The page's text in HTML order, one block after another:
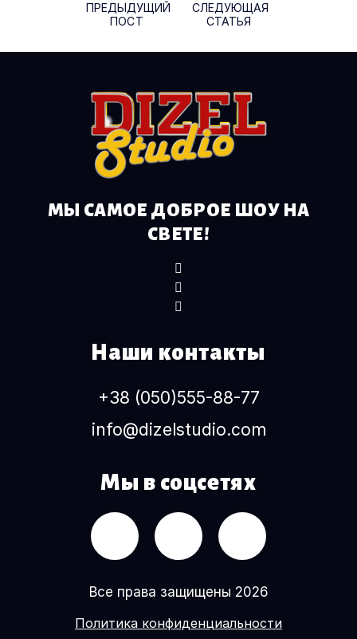
ПРЕДЫДУЩИЙ
ПОСТ
СЛЕДУЮЩАЯ
СТАТЬЯ
МЫ САМОЕ ДОБРОЕ ШОУ НА
СВЕТЕ!
Наши контакты
+38 (050)555-88-77
info@dizelstudio.com
Мы в соцсетях
Все права защищены 2026
Политика конфиденциальности